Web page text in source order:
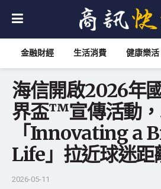
金融財經 生活消費 健康樂活
海信開啟2026年
界盃™宣傳活動
「Innovating a
Life」拉近球迷距
2026-05-11